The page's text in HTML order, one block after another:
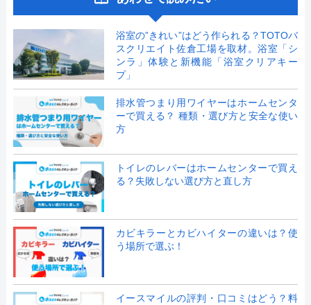
浴室の”きれい”はどう作られる？TOTOバ
スクリエイト佐倉工場を取材。浴室「シ
ンラ」体験と新機能「浴室クリアキー
プ」
排水管つまり用ワイヤーはホームセンタ
ーで買える？ 種類・選び方と安全な使い
方
トイレのレバーはホームセンターで買え
る？失敗しない選び方と直し方
カビキラーとカビハイターの違いは？使
う場所で選ぶ！
イースマイルの評判・口コミはどう？料